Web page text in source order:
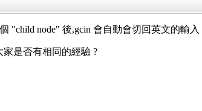
"child node" 後,gcin 會自動會切回英文的輸入
家是否有相同的經驗 ?